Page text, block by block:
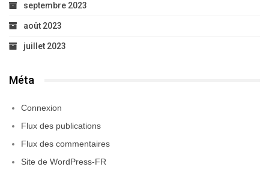
septembre 2023
août 2023
juillet 2023
Méta
Connexion
Flux des publications
Flux des commentaires
Site de WordPress-FR